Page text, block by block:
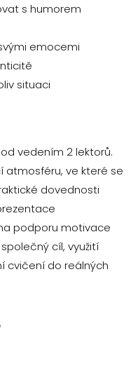
s humorem
emocemi
situaci
vedením 2 lektorů.
atmosféru, ve které se
dovednosti
podporu motivace
cíl, využití
cvičení do reálných